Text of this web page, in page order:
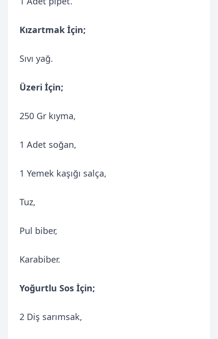
Kızartmak İçin;
Sıvı yağ.
Üzeri İçin;
250 Gr kıyma,
1 Adet soğan,
1 Yemek kaşığı salça,
Tuz,
Pul biber,
Karabiber.
Yoğurtlu Sos İçin;
2 Diş sarımsak,